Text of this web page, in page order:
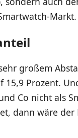
Markt.
großem
15,9 Prozent.
Co nicht als
dann wäre